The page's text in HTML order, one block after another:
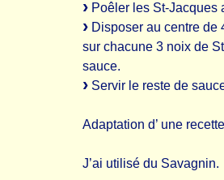
Poêler les St-Jacques
Disposer au centre de
sur chacune 3 noix de
sauce.
Servir le reste de
Adaptation d’ une
J’ai utilisé du Savagnin.